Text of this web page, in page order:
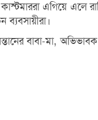
এগিয়ে এলে
বাবা-মা, অভিভাবক,